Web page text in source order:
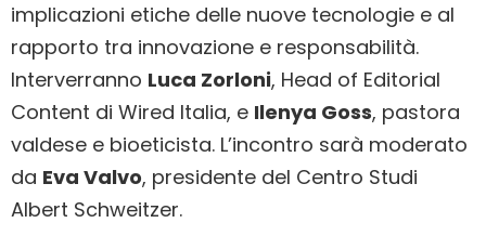
implicazioni etiche delle nuove tecnologie e al
rapporto tra innovazione e responsabilità.
Interverranno Luca Zorloni, Head of Editorial
Content di Wired Italia, e Ilenya Goss, pastora
valdese e bioeticista. L’incontro sarà moderato
da Eva Valvo, presidente del Centro Studi
Albert Schweitzer.